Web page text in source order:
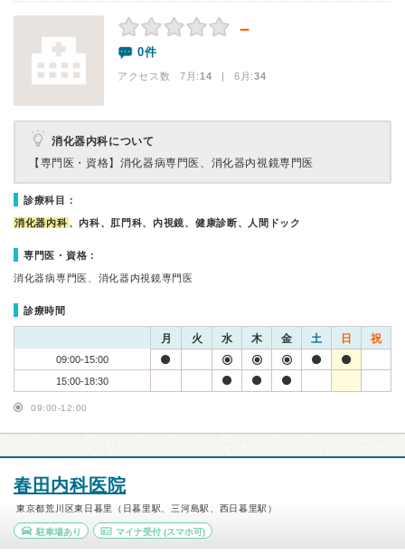
－
0件
アクセス数 7月:14 | 6月:34
消化器内科について
【専門医・資格】 消化器病専門医、消化器内視鏡専門医
診療科目：
消化器内科 、内科、肛門科、内視鏡、健康診断、人間ドック
専門医・資格：
消化器病専門医、消化器内視鏡専門医
診療時間
月 火 水 木 金 土 日 祝
09:00-15:00
15:00-18:30
09:00-12:00
春田内科医院
東京都荒川区東日暮里（日暮里駅、三河島駅、西日暮里駅）
駐車場あり マイナ受付(スマホ可)